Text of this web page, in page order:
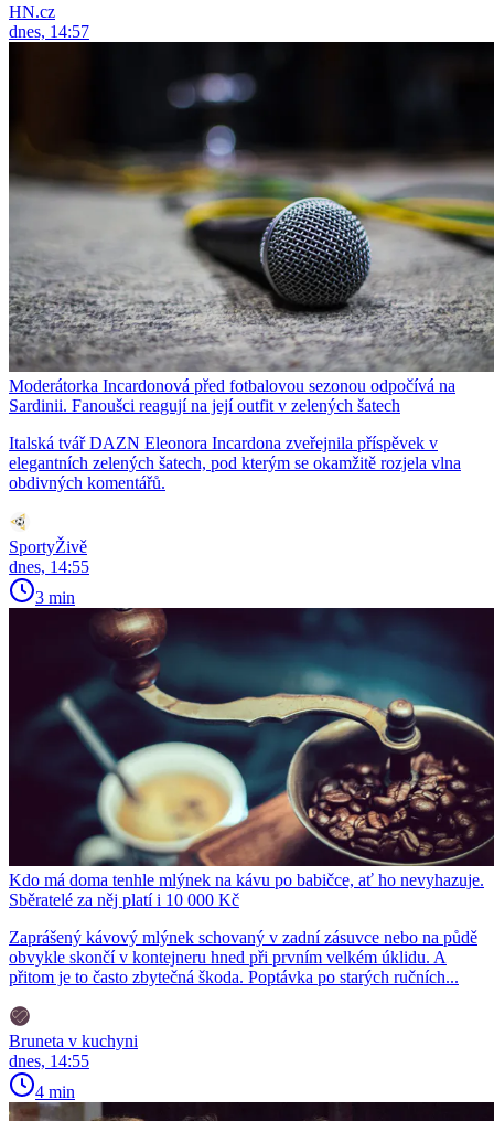
HN.cz
dnes, 14:57
Moderátorka Incardonová před fotbalovou sezonou odpočívá na
Sardinii. Fanoušci reagují na její outfit v zelených šatech
Italská tvář DAZN Eleonora Incardona zveřejnila příspěvek v
elegantních zelených šatech, pod kterým se okamžitě rozjela vlna
obdivných komentářů.
SportyŽivě
dnes, 14:55
3 min
Kdo má doma tenhle mlýnek na kávu po babičce, ať ho nevyhazuje.
Sběratelé za něj platí i 10 000 Kč
Zaprášený kávový mlýnek schovaný v zadní zásuvce nebo na půdě
obvykle skončí v kontejneru hned při prvním velkém úklidu. A
přitom je to často zbytečná škoda. Poptávka po starých ručních...
Bruneta v kuchyni
dnes, 14:55
4 min